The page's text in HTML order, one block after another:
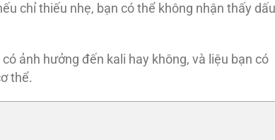
chỉ thiếu nhẹ, bạn có thể không nhận thấy dấu
ảnh hưởng đến kali hay không, và liệu bạn có
thể.